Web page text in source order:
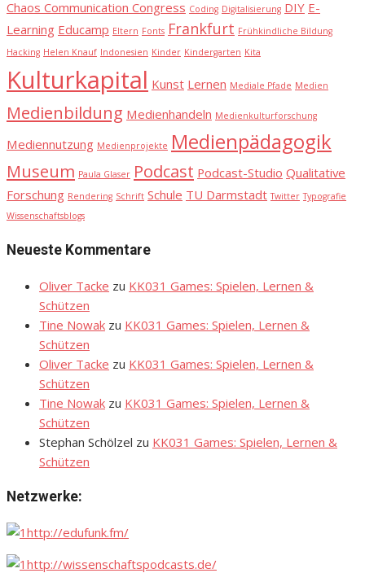
Chaos Communication Congress Coding Digitalisierung DIY E-
Learning Educamp Eltern Fonts Frankfurt Frühkindliche Bildung
Hacking Helen Knauf Indonesien Kinder Kindergarten Kita
Kulturkapital Kunst Lernen Mediale Pfade Medien
Medienbildung Medienhandeln Medienkulturforschung
Mediennutzung Medienprojekte Medienpädagogik
Museum Paula Glaser Podcast Podcast-Studio Qualitative
Forschung Rendering Schrift Schule TU Darmstadt Twitter Typografie
Wissenschaftsblogs
Neueste Kommentare
Oliver Tacke zu KK031 Games: Spielen, Lernen &
Schützen
Tine Nowak zu KK031 Games: Spielen, Lernen &
Schützen
Oliver Tacke zu KK031 Games: Spielen, Lernen &
Schützen
Tine Nowak zu KK031 Games: Spielen, Lernen &
Schützen
Stephan Schölzel zu KK031 Games: Spielen, Lernen &
Schützen
Netzwerke:
http://edufunk.fm/
http://wissenschaftspodcasts.de/